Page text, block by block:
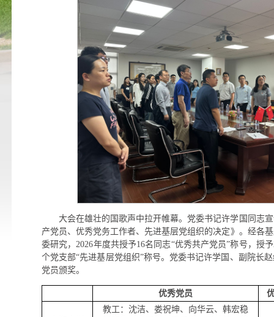
大会在雄壮的国歌声中拉开帷幕。党委书记许学国同志
产党员、优秀党务工作者、先进基层党组织的决定》。经各
委研究，2026年度共授予16名同志“优秀共产党员”称号，授
个党支部“先进基层党组织”称号。党委书记许学国、副院长
党员颁奖。
优秀党员
教工 ：沈洁、娄祝坤、向华云、韩宏稳